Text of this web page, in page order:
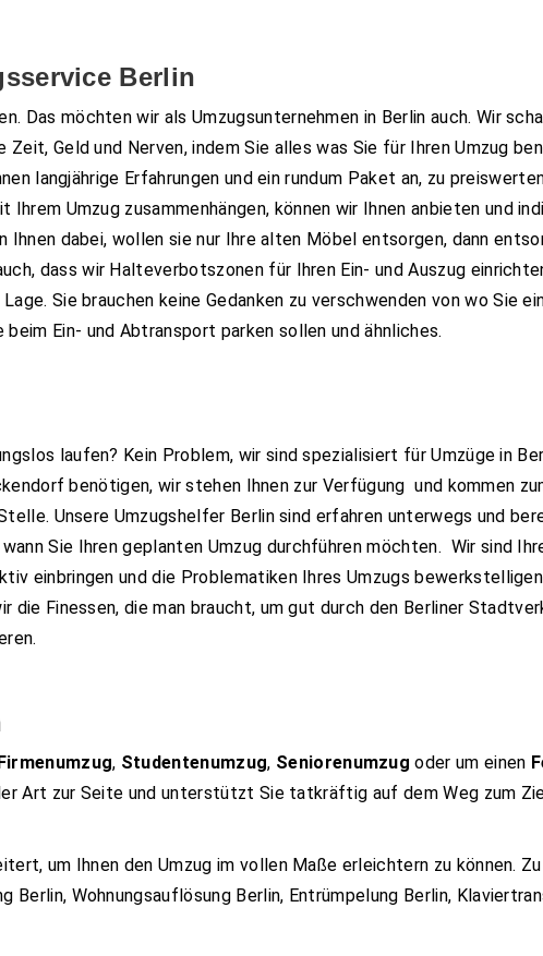
Berlin
Das möchten wir als Umzugsunternehmen in Berlin auch. Wir
Zeit, Geld und Nerven, indem Sie alles was Sie für Ihren Umzug
langjährige Erfahrungen und ein rundum Paket an, zu
Umzug zusammenhängen, können wir Ihnen anbieten und
dabei, wollen sie nur Ihre alten Möbel entsorgen, dann
dass wir Halteverbotszonen für Ihren Ein- und Auszug
Sie brauchen keine Gedanken zu verschwenden von wo Sie
Ein- und Abtransport parken sollen und ähnliches.
laufen? Kein Problem, wir sind spezialisiert für Umzüge in
benötigen, wir stehen Ihnen zur Verfügung und kommen
Unsere Umzugshelfer Berlin sind erfahren unterwegs und
Sie Ihren geplanten Umzug durchführen möchten. Wir sind
einbringen und die Problematiken Ihres Umzugs
die Finessen, die man braucht, um gut durch den Berliner
Firmenumzug, Studentenumzug, Seniorenumzug oder um einen
Art zur Seite und unterstützt Sie tatkräftig auf dem Weg zum
um Ihnen den Umzug im vollen Maße erleichtern zu können.
Wohnungsauflösung Berlin, Entrümpelung Berlin,